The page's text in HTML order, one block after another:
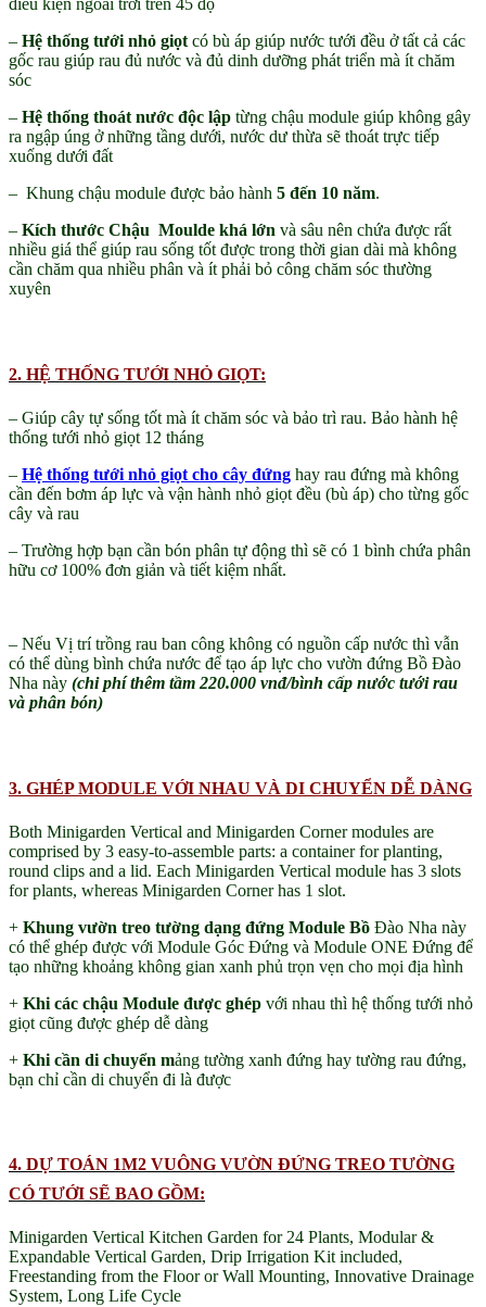
điều kiện ngoài trời trên 45 độ
– Hệ thống tưới nhỏ giọt có bù áp giúp nước tưới đều ở tất cả các
gốc rau giúp rau đủ nước và đủ dinh dưỡng phát triển mà ít chăm
sóc
– Hệ thống thoát nước độc lập từng chậu module giúp không gây
ra ngập úng ở những tầng dưới, nước dư thừa sẽ thoát trực tiếp
xuống dưới đất
– Khung chậu module được bảo hành 5 đến 10 năm.
– Kích thước Chậu Moulde khá lớn và sâu nên chứa được rất
nhiều giá thể giúp rau sống tốt được trong thời gian dài mà không
cần chăm qua nhiều phân và ít phải bỏ công chăm sóc thường
xuyên
2. HỆ THỐNG TƯỚI NHỎ GIỌT:
– Giúp cây tự sống tốt mà ít chăm sóc và bảo trì rau. Bảo hành hệ
thống tưới nhỏ giọt 12 tháng
– Hệ thống tưới nhỏ giọt cho cây đứng hay rau đứng mà không
cần đến bơm áp lực và vận hành nhỏ giọt đều (bù áp) cho từng gốc
cây và rau
– Trường hợp bạn cần bón phân tự động thì sẽ có 1 bình chứa phân
hữu cơ 100% đơn giản và tiết kiệm nhất.
– Nếu Vị trí trồng rau ban công không có nguồn cấp nước thì vẫn
có thể dùng bình chứa nước để tạo áp lực cho vườn đứng Bồ Đào
Nha này (chi phí thêm tầm 220.000 vnđ/bình cấp nước tưới rau
và phân bón)
3. GHÉP MODULE VỚI NHAU VÀ DI CHUYỂN DỄ DÀNG
Both Minigarden Vertical and Minigarden Corner modules are
comprised by 3 easy-to-assemble parts: a container for planting,
round clips and a lid. Each Minigarden Vertical module has 3 slots
for plants, whereas Minigarden Corner has 1 slot.
+ Khung vườn treo tường dạng đứng Module Bồ Đào Nha này
có thể ghép được với Module Góc Đứng và Module ONE Đứng để
tạo những khoảng không gian xanh phủ trọn vẹn cho mọi địa hình
+ Khi các chậu Module được ghép với nhau thì hệ thống tưới nhỏ
giọt cũng được ghép dễ dàng
+ Khi cần di chuyển mảng tường xanh đứng hay tường rau đứng,
bạn chỉ cần di chuyển đi là được
4. DỰ TOÁN 1M2 VUÔNG VƯỜN ĐỨNG TREO TƯỜNG
CÓ TƯỚI SẼ BAO GỒM:
Minigarden Vertical Kitchen Garden for 24 Plants, Modular &
Expandable Vertical Garden, Drip Irrigation Kit included,
Freestanding from the Floor or Wall Mounting, Innovative Drainage
System, Long Life Cycle